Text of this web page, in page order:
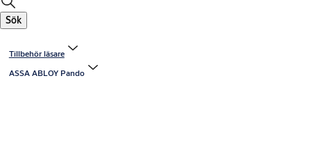
Sök
Tillbehör läsare
ASSA ABLOY Pando